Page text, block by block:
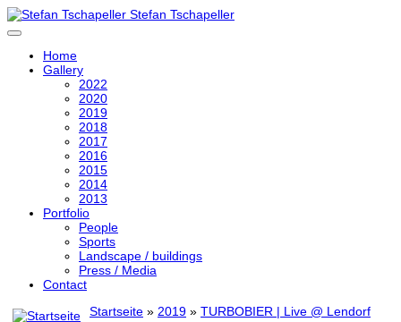
Stefan Tschapeller
Home
Gallery
2022
2020
2019
2018
2017
2016
2015
2014
2013
Portfolio
People
Sports
Landscape / buildings
Press / Media
Contact
Startseite » 2019 » TURBOBIER | Live @ Lendorf